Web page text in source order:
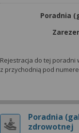
Poradnia
Rejestracja do tej
z przychodnią pod
Poradnia
zdrowotnej